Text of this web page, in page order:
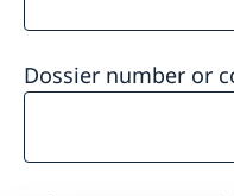
Dossier number or